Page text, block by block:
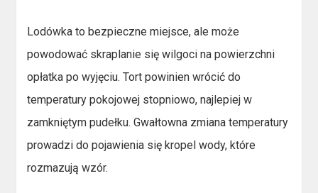
Lodówka to bezpieczne miejsce, ale może
powodować skraplanie się wilgoci na powierzchni
opłatka po wyjęciu. Tort powinien wrócić do
temperatury pokojowej stopniowo, najlepiej w
zamkniętym pudełku. Gwałtowna zmiana temperatury
prowadzi do pojawienia się kropel wody, które
rozmazują wzór.